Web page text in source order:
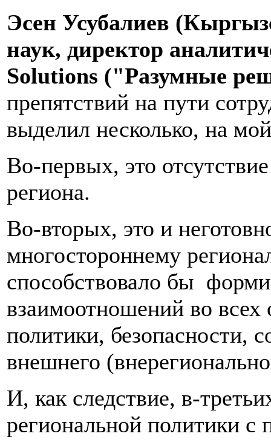
Эсен Усубалиев
наук, директор
Solutions ("Разумные
препятствий на пути
выделил несколько, на
Во-первых, это
региона.
Во-вторых, это и
многостороннему
способствовало бы
взаимоотношений во
политики, безопасности,
внешнего
И, как следствие, в-
региональной политики с